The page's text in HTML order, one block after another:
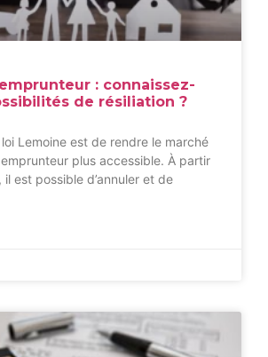
: connaissez-
de résiliation ?
loi Lemoine est de rendre le marché
emprunteur plus accessible. À partir
est possible d’annuler et de